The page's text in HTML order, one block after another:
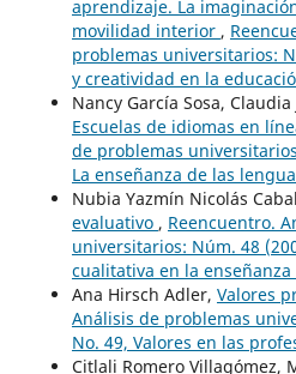
aprendizaje. La
movilidad interior ,
problemas universitarios:
y creatividad en la
Nancy García Sosa,
Escuelas de idiomas en
de problemas
La enseñanza de las
Nubia Yazmín Nicolás
evaluativo , Reencuentro.
universitarios: Núm. 48
cualitativa en la
Ana Hirsch Adler, Valores
Análisis de problemas
No. 49, Valores en las
Citlali Romero Villagómez,